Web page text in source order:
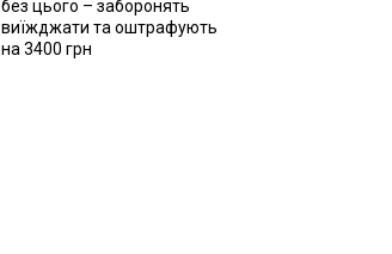
без цього – заборонять
виїжджати та оштрафують
на 3400 грн